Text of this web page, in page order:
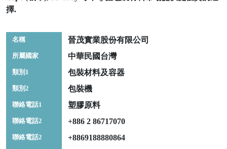
擇.
名稱 晉茂實業股份有限公司
所屬國家 中華民國台灣
類別1 包裝材料及容器
類別2 包裝機
聯絡電話1 塑膠原料
聯絡電話2 +886 2 86717070
聯絡電話2 +8869188880864